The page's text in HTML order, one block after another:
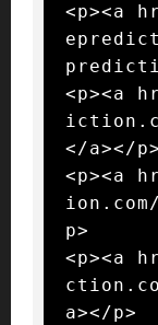
<p><a
<p><a
</a></p>
<p><a
p>
<p><a
a></p>